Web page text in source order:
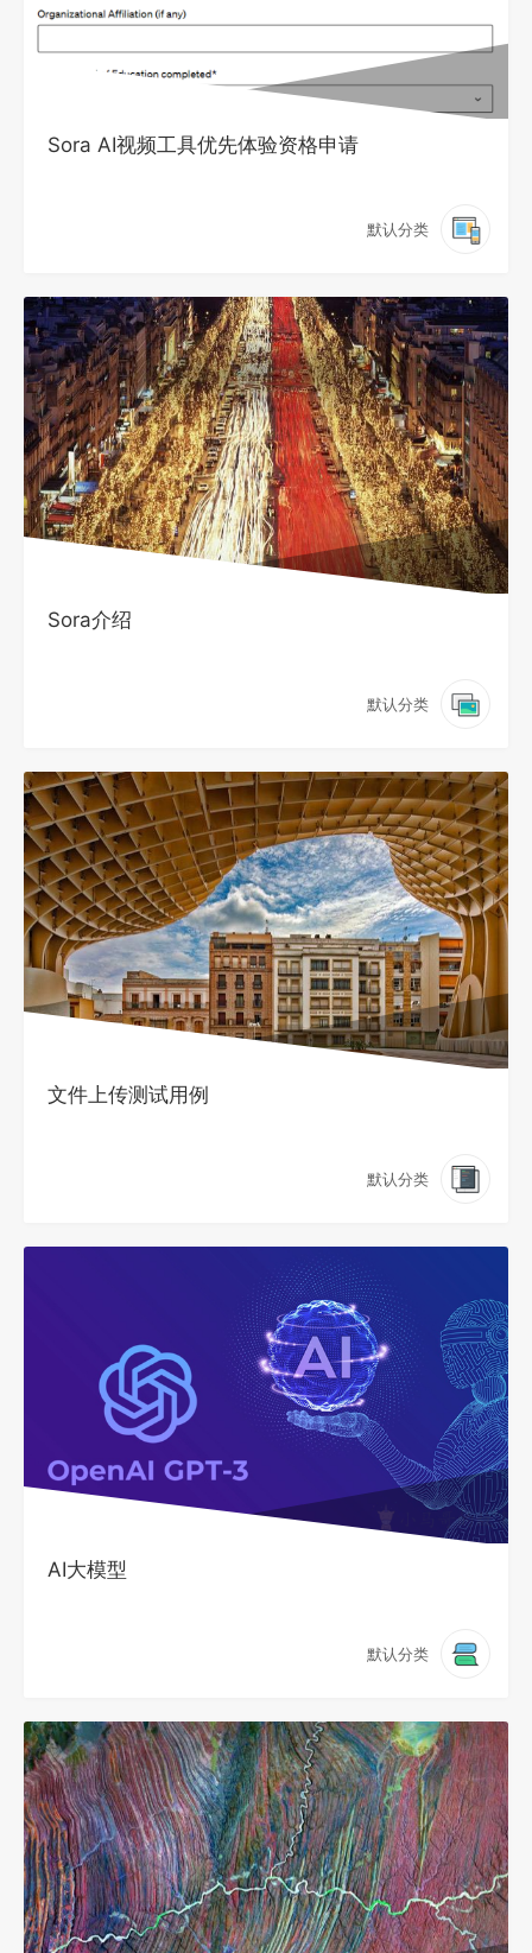
Sora AI视频工具优先体验资格申请
默认分类
Sora介绍
默认分类
文件上传测试用例
默认分类
AI大模型
默认分类